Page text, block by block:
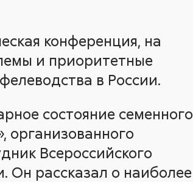
конференция, на
и приоритетные
в России.
состояние семенного
организованного
Всероссийского
Он рассказал о наиболее